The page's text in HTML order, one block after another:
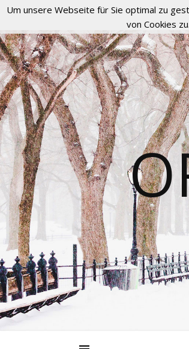
Um unsere Webseite für Sie optimal zu
von Cookies